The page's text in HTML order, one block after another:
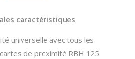
caractéristiques
universelle avec tous les
de proximité RBH 125